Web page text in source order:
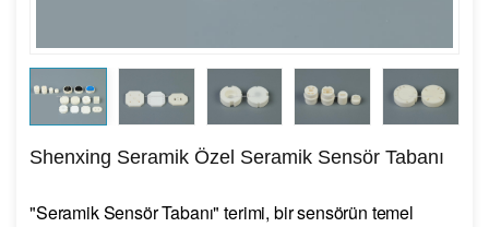
Shenxing Seramik Özel Seramik Sensör Tabanı
"Seramik Sensör Tabanı" terimi, bir sensörün temel